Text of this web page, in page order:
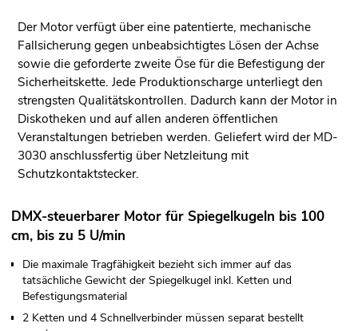
Der Motor verfügt über eine patentierte, mechanische
Fallsicherung gegen unbeabsichtigtes Lösen der Achse
sowie die geforderte zweite Öse für die Befestigung der
Sicherheitskette. Jede Produktionscharge unterliegt den
strengsten Qualitätskontrollen. Dadurch kann der Motor in
Diskotheken und auf allen anderen öffentlichen
Veranstaltungen betrieben werden. Geliefert wird der MD-
3030 anschlussfertig über Netzleitung mit
Schutzkontaktstecker.
DMX-steuerbarer Motor für Spiegelkugeln bis 100
cm, bis zu 5 U/min
Die maximale Tragfähigkeit bezieht sich immer auf das
tatsächliche Gewicht der Spiegelkugel inkl. Ketten und
Befestigungsmaterial
2 Ketten und 4 Schnellverbinder müssen separat bestellt